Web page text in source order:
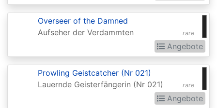
Theme
Commander
Commander
Commander
rare
Overseer of the Damned
Aufseher der Verdammten
Angebote
rare
Prowling Geistcatcher (Nr 021)
Lauernde Geisterfängerin (Nr 021)
Angebote